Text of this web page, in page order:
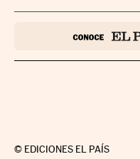
© EDICIONES EL PAÍS